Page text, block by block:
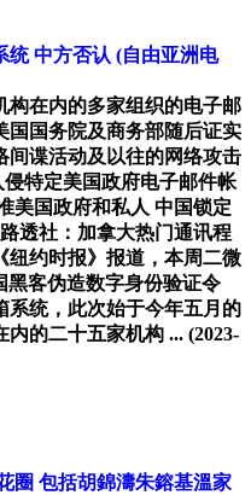
统 中方否认 (自由亚洲电
构在内的多家组织的电子邮
国国务院及商务部随后证实
间谍活动及以往的网络攻击
特定美国政府电子邮件帐
美国政府和私人 中国锁定
透社：加拿大热门通讯程
约时报》报道，本周二微
黑客伪造数字身份验证令
系统，此次始于今年五月的
内的二十五家机构 ... (2023-
圈 包括胡錦濤朱鎔基溫家